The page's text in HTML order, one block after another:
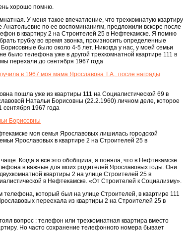
хорошо помню.
У меня такое впечатление, что трехкомнатую квартиру
по ее воспоминаниям, предложили вскоре после
в квартиру 2 на Строителей 25 в Нефтекамске. Я помню
трубку во время звонка, произносить определенные
было около 4-5 лет. Никогда у нас, у моей семьи
телефона уже в другой трехкомнатной квартире 111 в
перехали до сентября 1967 года
в 1967 моя мама Ярославова Т.А., после награды
пошла уже из квартиры 111 на Социалистической 69 в
Натальи Борисовны (22.2.1960) личном деле, которое
сентября 1967 года
Борисовны
моя семья Ярославовых лишилась городской
Ярославовых в квартире 2 на Строителей 25 в
Когда я все это обобщила, я поняла, что в Нефтекамске
в важные для моих родителей Ярославовых годы. Они
квартиры 2 на улице Строителей 25 в
в Нефтекамске. «От Строителей к Социализму».
который был на улице Строителей, в квартире 111
переехала из квартиры 2 на Строителей 25 в
вопрос : телефон или трехкомнатная квартира вместо
Но часто сохранение телефонного номера бывает